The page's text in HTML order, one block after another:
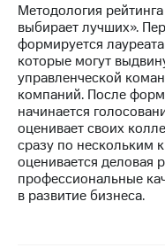
Методология
выбирает лучших».
формируется
которые могут
управленческой
компаний. После
начинается
оценивает своих
сразу по нескольким
оценивается деловая
профессиональные
в развитие бизнеса.